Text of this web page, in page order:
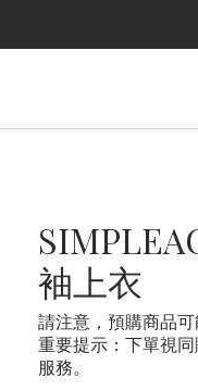
袖上衣
請注意，預購商品可
重要提示：下單視
服務。